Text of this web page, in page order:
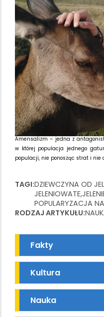
Amensalizm – jedna z
w której populacja jednego
populacji, nie ponosząc strat i nie
TAGI DZIEWCZYNA OD
JELENIOWATE
POPULARYZACJA
RODZAJ ARTYKUŁU
Fakty
Kultura
Nauka